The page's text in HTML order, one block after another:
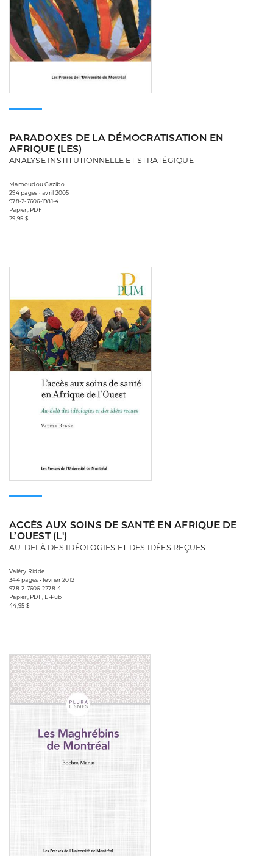
PARADOXES DE LA DÉMOCRATISATION EN
AFRIQUE (LES)
ANALYSE INSTITUTIONNELLE ET STRATÉGIQUE
Mamoudou Gazibo
294 pages • avril 2005
978-2-7606-1981-4
Papier, PDF
29,95 $
ACCÈS AUX SOINS DE SANTÉ EN AFRIQUE DE
L’OUEST (L')
AU-DELÀ DES IDÉOLOGIES ET DES IDÉES REÇUES
Valéry Ridde
344 pages • février 2012
978-2-7606-2278-4
Papier, PDF, E-Pub
44,95 $